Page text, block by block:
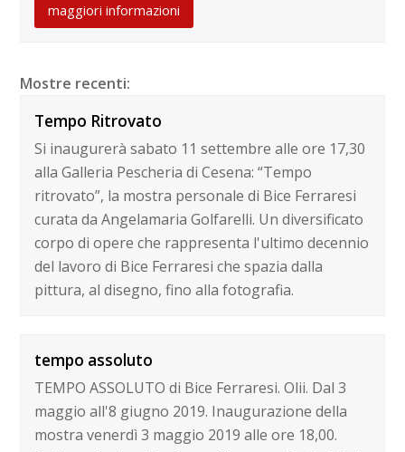
maggiori informazioni
Mostre recenti:
Tempo Ritrovato
Si inaugurerà sabato 11 settembre alle ore 17,30
alla Galleria Pescheria di Cesena: “Tempo
ritrovato”, la mostra personale di Bice Ferraresi
curata da Angelamaria Golfarelli. Un diversificato
corpo di opere che rappresenta l'ultimo decennio
del lavoro di Bice Ferraresi che spazia dalla
pittura, al disegno, fino alla fotografia.
tempo assoluto
TEMPO ASSOLUTO di Bice Ferraresi. Olii. Dal 3
maggio all'8 giugno 2019. Inaugurazione della
mostra venerdì 3 maggio 2019 alle ore 18,00.